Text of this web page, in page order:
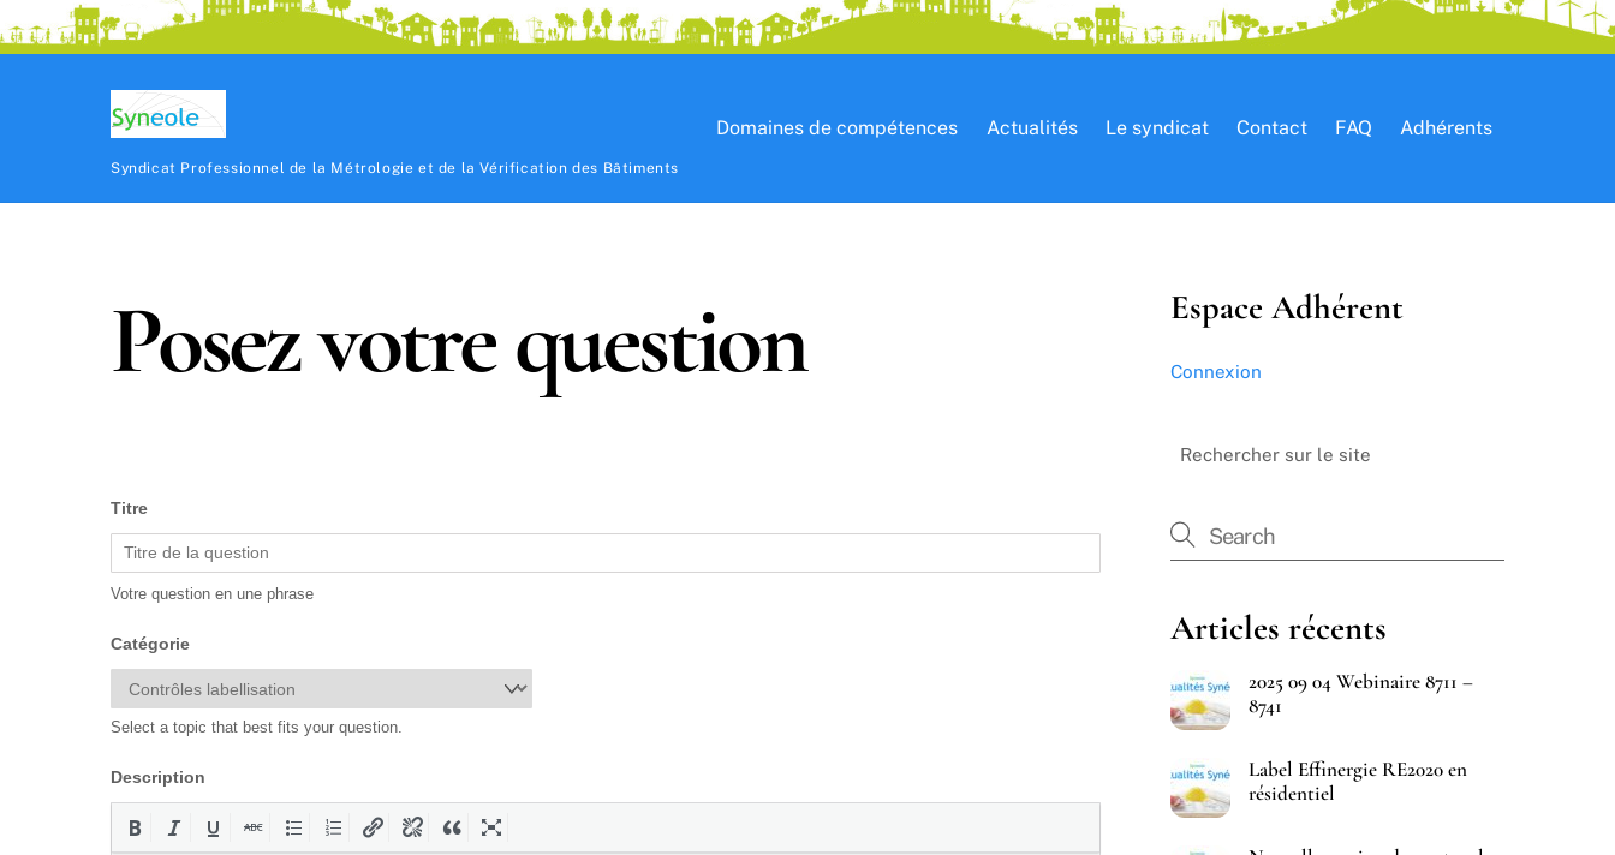
Syndicat Professionnel de la Métrologie et de la Vérification des Bâtiments
Domaines de compétences Actualités Le syndicat Contact FAQ Adhérents
Posez votre question
Titre
Votre question en une phrase
Catégorie
Select a topic that best fits your question.
Description
Espace Adhérent
Connexion
Rechercher sur le site
Articles récents
2025 09 04 Webinaire 8711 –
8741
Label Effinergie RE2020 en
résidentiel